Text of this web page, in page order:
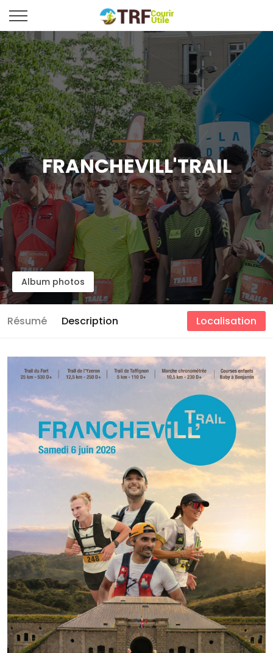
FRANCHEVILL'TRAIL
Album photos
Résumé Description Localisation